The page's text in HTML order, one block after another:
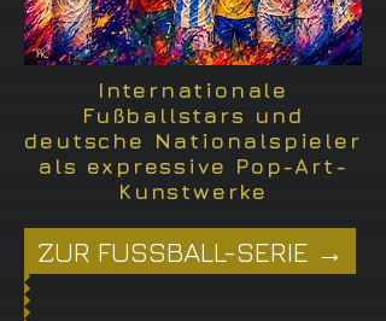
Internationale
Fußballstars und
deutsche Nationalspieler
als expressive Pop-Art-
Kunstwerke
ZUR FUSSBALL-SERIE →